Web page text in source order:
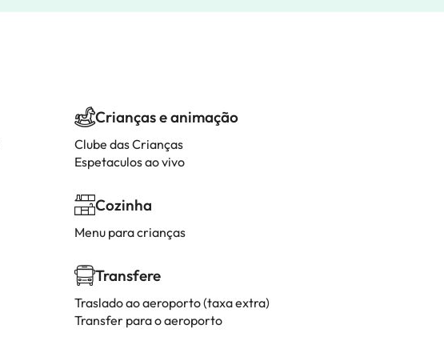
Crianças e animação
Clube das Crianças
Espetaculos ao vivo
Cozinha
Menu para crianças
Transfere
Traslado ao aeroporto (taxa extra)
Transfer para o aeroporto